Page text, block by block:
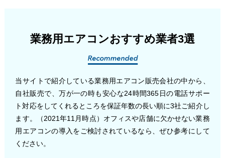
業務用エアコンおすすめ業者3選
当サイトで紹介している業務用エアコン販売会社の中から、
自社販売で、万が一の時も安心な24時間365日の電話サポー
ト対応をしてくれるところを保証年数の長い順に3社ご紹介し
ます。（2021年11月時点）オフィスや店舗に欠かせない業務
用エアコンの導入をご検討されているなら、ぜひ参考にして
ください。